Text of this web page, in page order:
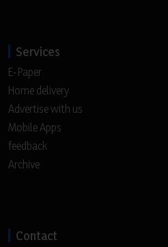
Services
E-Paper
Home delivery
Advertise with us
Mobile Apps
feedback
Archive
Contact